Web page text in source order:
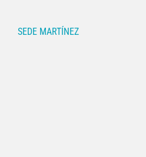
SEDE MARTÍNEZ